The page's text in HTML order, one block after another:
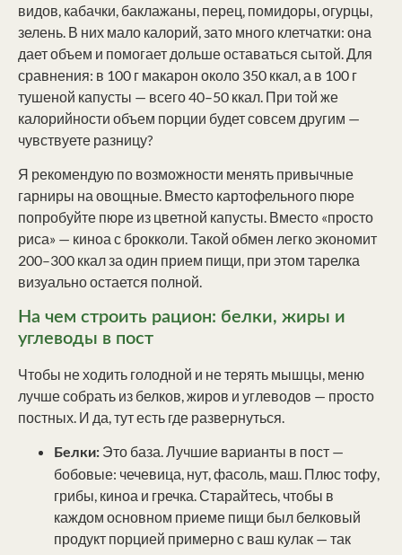
видов, кабачки, баклажаны, перец, помидоры, огурцы,
зелень. В них мало калорий, зато много клетчатки: она
дает объем и помогает дольше оставаться сытой. Для
сравнения: в 100 г макарон около 350 ккал, а в 100 г
тушеной капусты — всего 40–50 ккал. При той же
калорийности объем порции будет совсем другим —
чувствуете разницу?
Я рекомендую по возможности менять привычные
гарниры на овощные. Вместо картофельного пюре
попробуйте пюре из цветной капусты. Вместо «просто
риса» — киноа с брокколи. Такой обмен легко экономит
200–300 ккал за один прием пищи, при этом тарелка
визуально остается полной.
На чем строить рацион: белки, жиры и
углеводы в пост
Чтобы не ходить голодной и не терять мышцы, меню
лучше собрать из белков, жиров и углеводов — просто
постных. И да, тут есть где развернуться.
Белки: Это база. Лучшие варианты в пост —
бобовые: чечевица, нут, фасоль, маш. Плюс тофу,
грибы, киноа и гречка. Старайтесь, чтобы в
каждом основном приеме пищи был белковый
продукт порцией примерно с ваш кулак — так